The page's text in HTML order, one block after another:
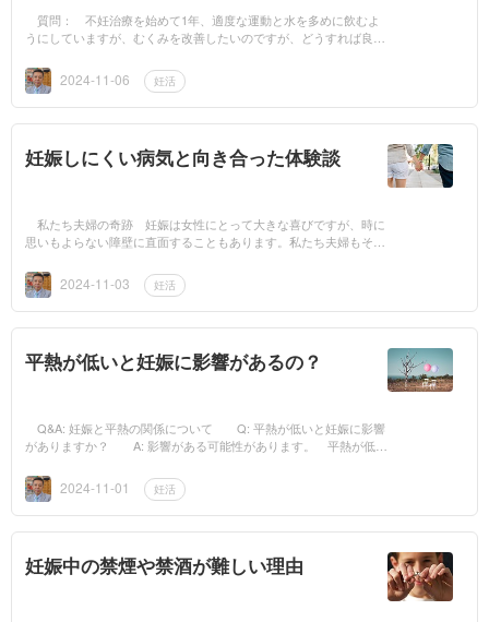
質問： 不妊治療を始めて1年、適度な運動と水を多めに飲むよ
うにしていますが、むくみを改善したいのですが、どうすれば良い
治療を本格的に始め...
2024-11-06 妊活
妊娠しにくい病気と向き合った体験談
私たち夫婦の奇跡 妊娠は女性にとって大きな喜びですが、時に
思いもよらない障壁に直面することもあります。私たち夫婦もその
て、妊娠しにくい...
2024-11-03 妊活
平熱が低いと妊娠に影響があるの？
Q&A: 妊娠と平熱の関係について Q: 平熱が低いと妊娠に影響
がありますか？ A: 影響がある可能性があります。 平熱が低い
が悪くな...2024-11-01 妊活
妊娠中の禁煙や禁酒が難しい理由